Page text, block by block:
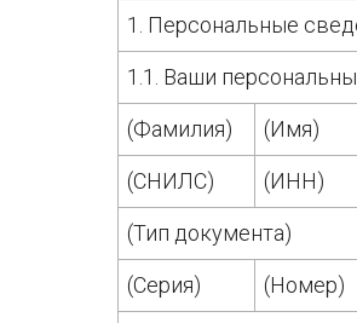
1. Персональные
1.1. Ваши
(Фамилия) (Имя)
(СНИЛС) (ИНН)
(Тип документа)
(Серия) (Номер)